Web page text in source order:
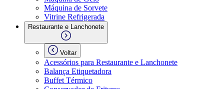
Máquina de Sorvete
Vitrine Refrigerada
Restaurante e Lanchonete
Voltar
Acessórios para Restaurante e Lanchonete
Balança Etiquetadora
Buffet Térmico